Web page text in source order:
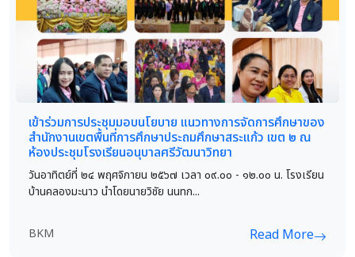
เข้าร่วมการประชุมมอบนโยบาย แนวทางการจัดการศึกษาของ
สำนักงานเขตพื้นที่การศึกษาประถมศึกษาสระแก้ว เขต ๒ ณ
ห้องประชุมโรงเรียนอนุบาลศรีวัฒนาวิทยา
วันอาทิตย์ที่ ๒๔ พฤศจิกายน ๒๕๖๗ เวลา ๐๙.๐๐ - ๑๒.๐๐ น. โรงเรียน
บ้านคลองมะนาว นำโดยนายวิชัย นนทก...
BKM Read More